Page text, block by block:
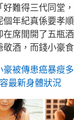
好難得三代同堂
個年紀真係要孝
在席間開了五瓶
酒，而錢小豪
豪被傳患癌暴瘦
最新身體狀況